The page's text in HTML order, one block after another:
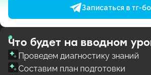
Записаться в тг-
Что будет на вводном
Проведем диагностику знаний
Составим план подготовки